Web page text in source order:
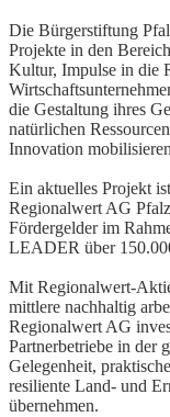
Die Bürgerstiftung
Projekte in den
Kultur, Impulse in die
die Gestaltung ihres
natürlichen
Innovation
Ein aktuelles Projekt
Regionalwert AG
Fördergelder im
LEADER über
Mit Regionalwert-
mittlere nachhaltig
Regionalwert AG
Partnerbetriebe in der
Gelegenheit,
resiliente Land- und
übernehmen.